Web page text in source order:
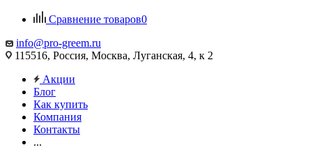
Сравнение товаров0
info@pro-greem.ru
115516, Россия, Москва, Луганская, 4, к 2
Акции
Блог
Как купить
Компания
Контакты
...